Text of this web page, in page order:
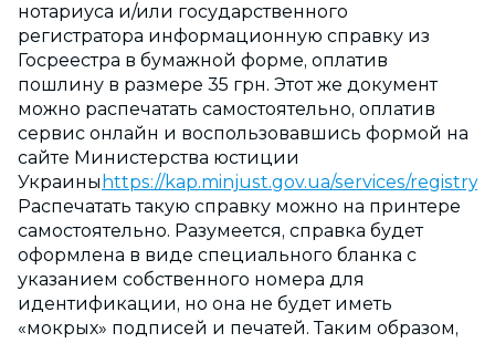
нотариуса и/или государственного
регистратора информационную справку из
Госреестра в бумажной форме, оплатив
пошлину в размере 35 грн. Этот же документ
можно распечатать самостоятельно, оплатив
сервис онлайн и воспользовавшись формой на
сайте Министерства юстиции
Украины https://kap.minjust.gov.ua/services/registry
Распечатать такую справку можно на принтере
самостоятельно. Разумеется, справка будет
оформлена в виде специального бланка с
указанием собственного номера для
идентификации, но она не будет иметь
«мокрых» подписей и печатей. Таким образом,